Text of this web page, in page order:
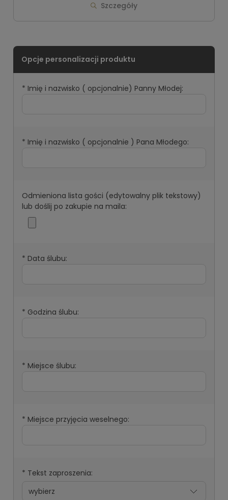
* Imię i nazwisko ( opcjonalnie) Panny Młodej:
* Imię i nazwisko ( opcjonalnie ) Pana Młodego:
Odmieniona lista gości (edytowalny plik tekstowy)
lub doślij po zakupie na maila:
* Data ślubu:
* Godzina ślubu:
* Miejsce ślubu:
* Miejsce przyjęcia weselnego:
* Tekst zaproszenia:
Szczegóły